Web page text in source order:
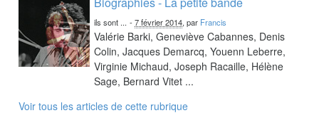
ils sont ... -7 février 2014, par Francis
Valérie Barki, Geneviève Cabannes, Denis
Colin, Jacques Demarcq, Youenn Leberre,
Virginie Michaud, Joseph Racaille, Hélène
Sage, Bernard Vitet ...
Voir tous les articles de cette rubrique